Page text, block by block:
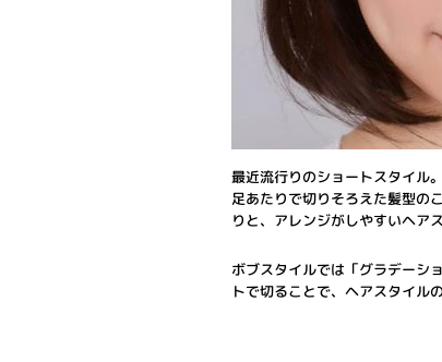
最近流行りのショートスタイル
足あたりで切りそろえた髪型の
りと、アレンジがしやすいヘア
ボブスタイルでは「グラデーシ
トで切ることで、ヘアスタイル